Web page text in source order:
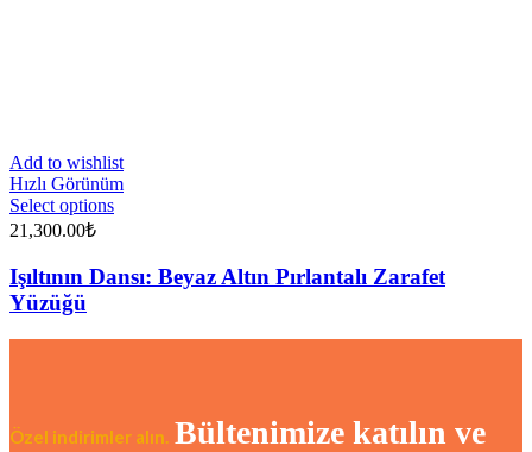
Add to wishlist
Hızlı Görünüm
Select options
21,300.00₺
Işıltının Dansı: Beyaz Altın Pırlantalı Zarafet
Yüzüğü
Özel indirimler alın. Bültenimize katılın ve